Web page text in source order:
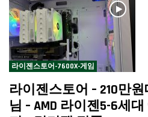
라이젠스토어-7600X-게임
라이젠스토어 – 210만원
님 – AMD 라이젠5-6세